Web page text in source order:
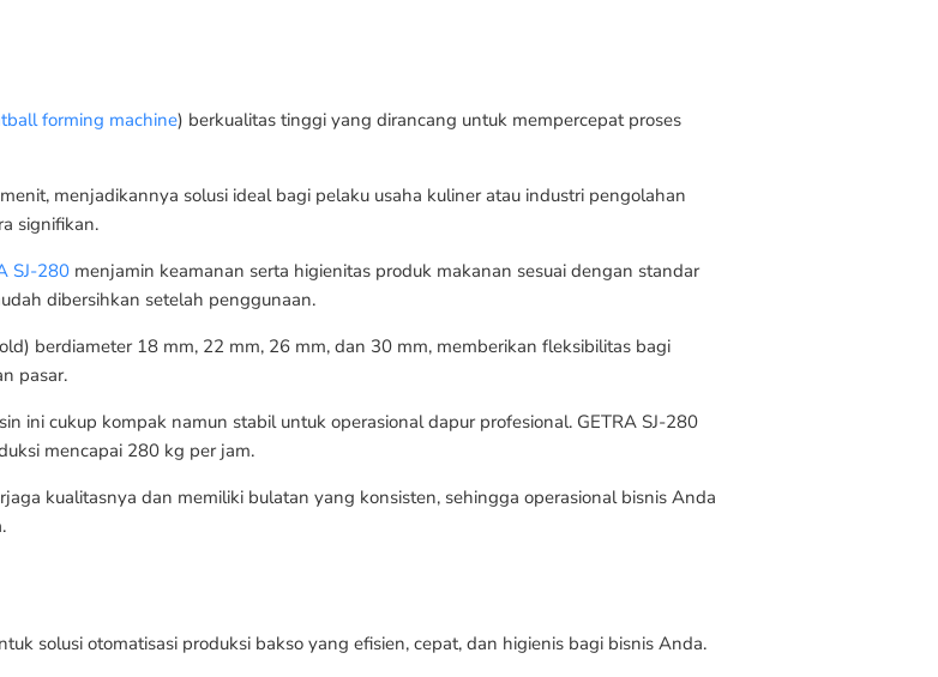
forming machine) berkualitas tinggi yang dirancang untuk mempercepat proses
menjadikannya solusi ideal bagi pelaku usaha kuliner atau industri pengolahan
signifikan.
SJ-280 menjamin keamanan serta higienitas produk makanan sesuai dengan standar
dibersihkan setelah penggunaan.
berdiameter 18 mm, 22 mm, 26 mm, dan 30 mm, memberikan fleksibilitas bagi
pasar.
ini cukup kompak namun stabil untuk operasional dapur profesional. GETRA SJ-280
mencapai 280 kg per jam.
kualitasnya dan memiliki bulatan yang konsisten, sehingga operasional bisnis Anda
solusi otomatisasi produksi bakso yang efisien, cepat, dan higienis bagi bisnis Anda.